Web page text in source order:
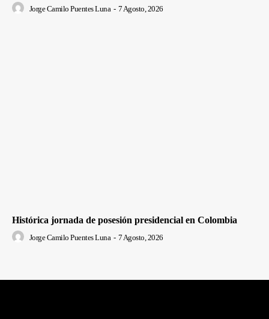
Jorge Camilo Puentes Luna - 7 Agosto, 2026
Histórica jornada de posesión presidencial en Colombia
Jorge Camilo Puentes Luna - 7 Agosto, 2026